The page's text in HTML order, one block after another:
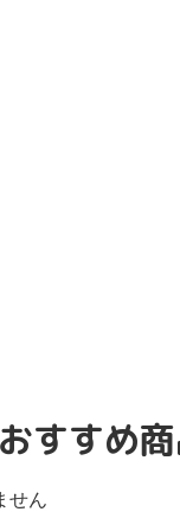
すすめ
せん